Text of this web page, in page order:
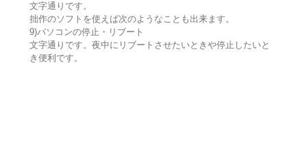
文字通りです。
拙作のソフトを使えば次のようなことも出来ます。
9)パソコンの停止・リブート
文字通りです。夜中にリブートさせたいときや停止したいと
き便利です。